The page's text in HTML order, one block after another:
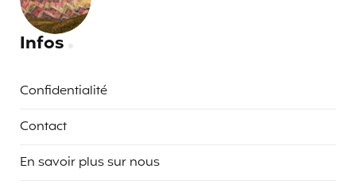
Infos
Confidentialité
Contact
En savoir plus sur nous